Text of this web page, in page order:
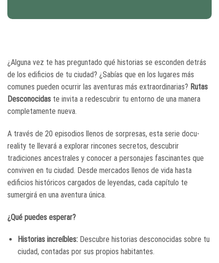
¿Alguna vez te has preguntado qué historias se esconden detrás
de los edificios de tu ciudad? ¿Sabías que en los lugares más
comunes pueden ocurrir las aventuras más extraordinarias? Rutas
Desconocidas te invita a redescubrir tu entorno de una manera
completamente nueva.
A través de 20 episodios llenos de sorpresas, esta serie docu-
reality te llevará a explorar rincones secretos, descubrir
tradiciones ancestrales y conocer a personajes fascinantes que
conviven en tu ciudad. Desde mercados llenos de vida hasta
edificios históricos cargados de leyendas, cada capítulo te
sumergirá en una aventura única.
¿Qué puedes esperar?
Historias increíbles:Descubre historias desconocidas sobre tu
ciudad, contadas por sus propios habitantes.